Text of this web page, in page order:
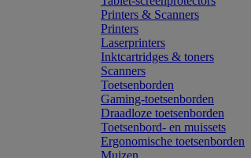
Printers & Scanners
Printers
Laserprinters
Inktcartridges & toners
Scanners
Toetsenborden
Gaming-toetsenborden
Draadloze toetsenborden
Toetsenbord- en muissets
Ergonomische toetsenborden